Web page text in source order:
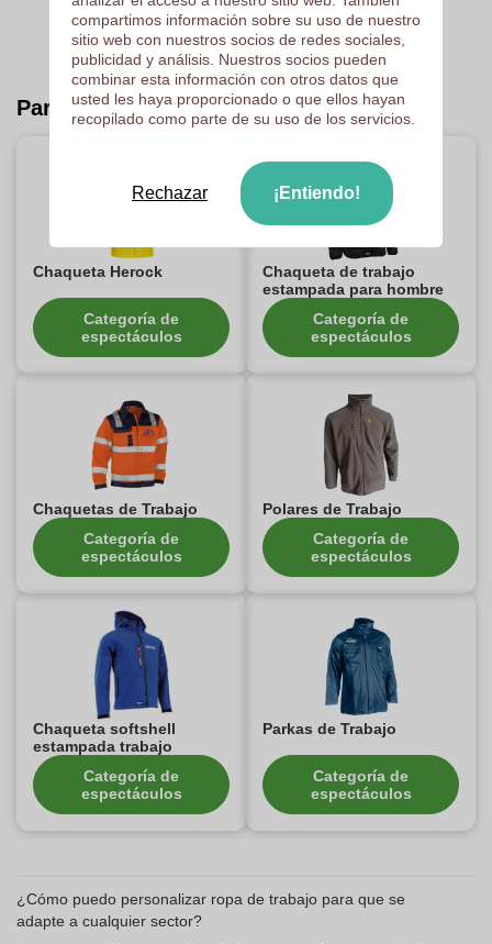
Para descubrir :
Chaqueta Herock
Categoría de
espectáculos
Chaqueta de trabajo
estampada para hombre
Categoría de
espectáculos
Chaquetas de Trabajo
Categoría de
espectáculos
Polares de Trabajo
Categoría de
espectáculos
Chaqueta softshell
estampada trabajo
Categoría de
espectáculos
Parkas de Trabajo
Categoría de
espectáculos
¿Cómo puedo personalizar ropa de trabajo para que se
adapte a cualquier sector?
compartimos información sobre su uso de nuestro
sitio web con nuestros socios de redes sociales,
publicidad y análisis. Nuestros socios pueden
combinar esta información con otros datos que
usted les haya proporcionado o que ellos hayan
recopilado como parte de su uso de los servicios.
Rechazar ¡Entiendo!